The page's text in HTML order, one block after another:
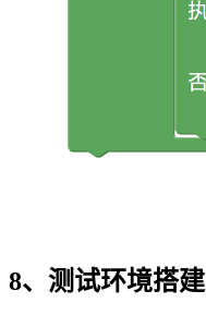
8、测试环境搭建